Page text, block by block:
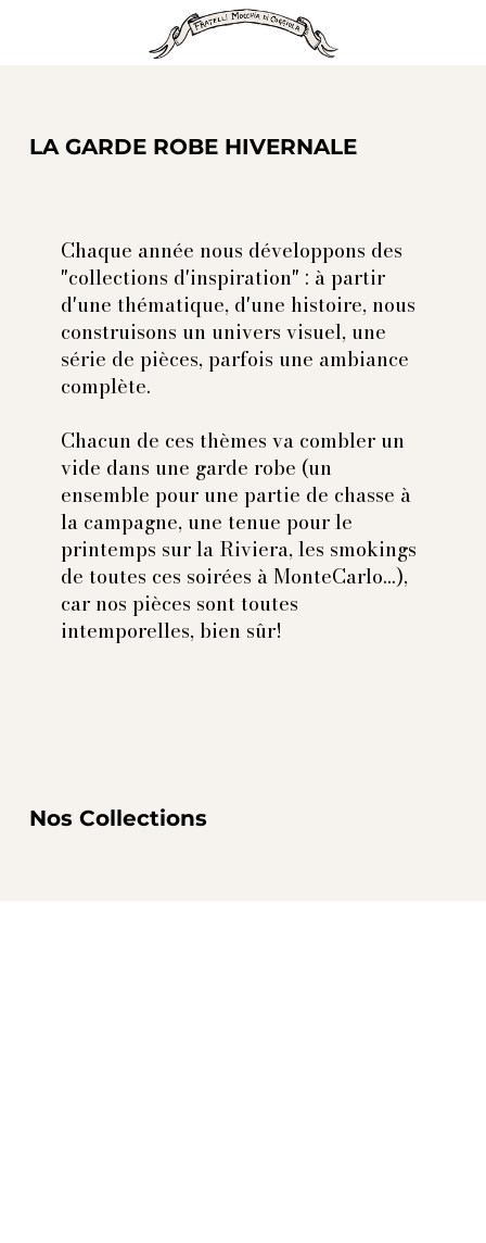
LA GARDE ROBE HIVERNALE
Chaque année nous développons des
"collections d'inspiration" : à partir
d'une thématique, d'une histoire, nous
construisons un univers visuel, une
série de pièces, parfois une ambiance
complète.
Chacun de ces thèmes va combler un
vide dans une garde robe (un
ensemble pour une partie de chasse à
la campagne, une tenue pour le
printemps sur la Riviera, les smokings
de toutes ces soirées à MonteCarlo...),
car nos pièces sont toutes
intemporelles, bien sûr!
Nos Collections